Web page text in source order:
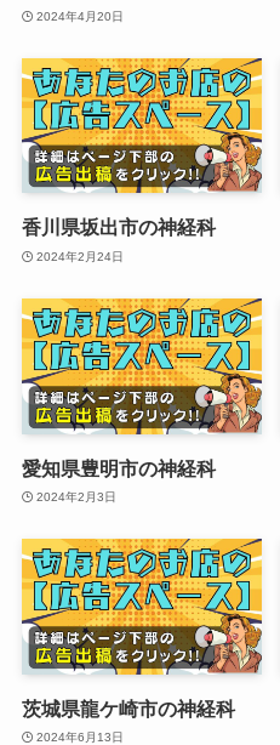
2024年4月20日
香川県坂出市の神経科
2024年2月24日
愛知県豊明市の神経科
2024年2月3日
茨城県龍ケ崎市の神経科
2024年6月13日